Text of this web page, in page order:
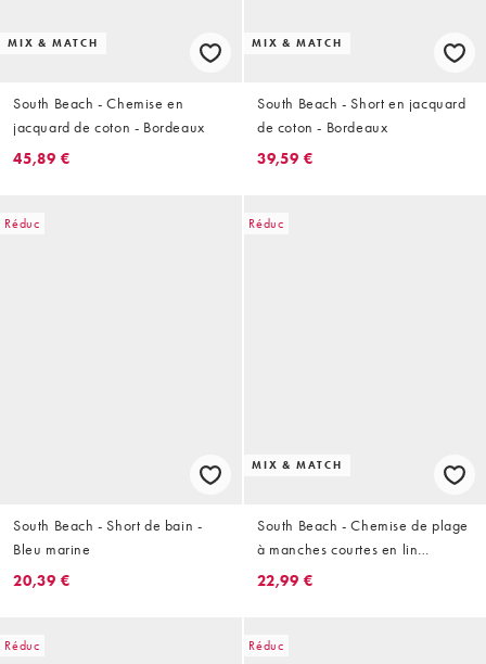
MIX & MATCH
South Beach - Chemise en
jacquard de coton - Bordeaux
45,89 €
MIX & MATCH
South Beach - Short en jacquard
de coton - Bordeaux
39,59 €
Réduc
South Beach - Short de bain -
Bleu marine
20,39 €
Réduc
MIX & MATCH
South Beach - Chemise de plage
à manches courtes en lin
mélangé - Kaki
22,99 €
Réduc Réduc